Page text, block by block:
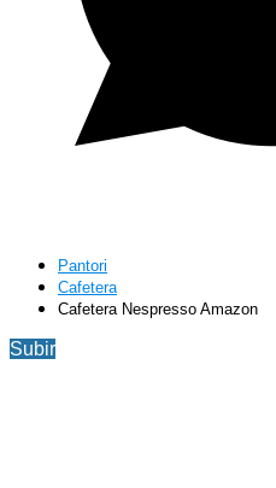
Pantori
Cafetera
Cafetera Nespresso Amazon
Subir